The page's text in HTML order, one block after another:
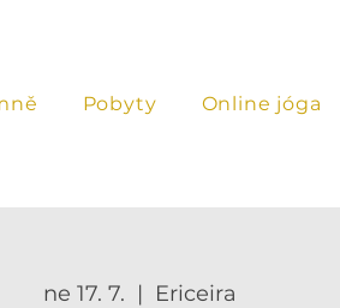
Pobyty Online jóga
ne 17. 7.
  |
Ericeira